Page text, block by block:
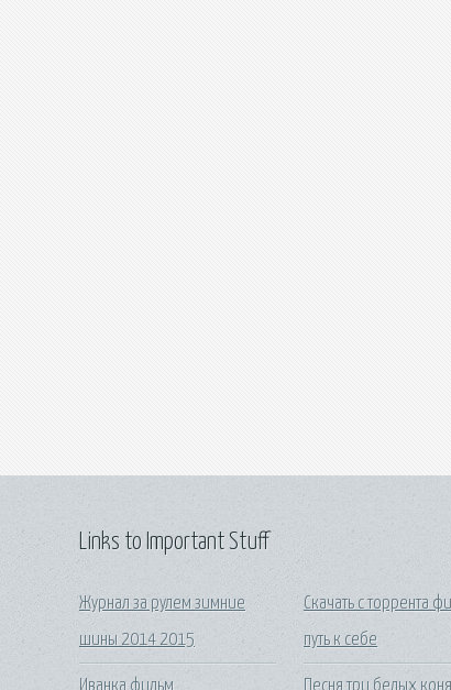
Links to Important Stuff
Журнал за рулем зимние
шины 2014 2015
Скачать с торрента
путь к себе